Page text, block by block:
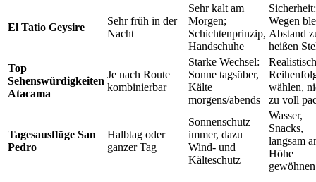
El Tatio Geysire
Sehr früh in der
Nacht
Sehr kalt am
Morgen;
Schichtenprinzip,
Handschuhe
Wegen
Abstand
heißen
Top
Sehenswürdigkeiten
Atacama
Je nach Route
kombinierbar
Starke Wechsel:
Sonne tagsüber,
Kälte
morgens/abends
wählen,
zu voll
Tagesausflüge San
Pedro
Halbtag oder
ganzer Tag
Sonnenschutz
immer, dazu
Wind- und
Kälteschutz
Wasser,
Snacks,
langsam
Höhe
gewöhnen